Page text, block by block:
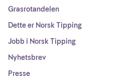
Grasrotandelen
Dette er Norsk Tipping
Jobb i Norsk Tipping
Nyhetsbrev
Presse